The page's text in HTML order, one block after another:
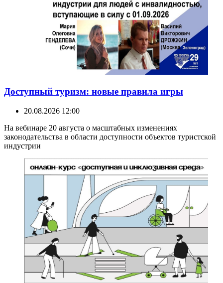
Доступный туризм: новые правила игры
20.08.2026 12:00
На вебинаре 20 августа о масштабных изменениях
законодательства в области доступности объектов туристской
индустрии